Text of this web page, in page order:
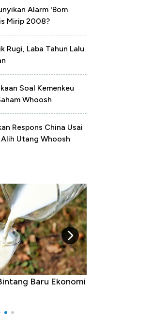
Alarm 'Bom
Mirip 2008?
Rugi, Laba Tahun Lalu
Soal Kemenkeu
Whoosh
Respons China Usai
Utang Whoosh
Maaf, Gak